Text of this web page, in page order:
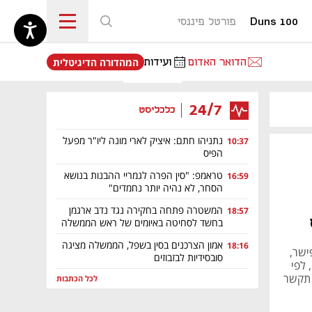
Duns 100 פורטל פיננסי
הדואר האדום ועידות
נפתח בכרטיסייה חדשה
המהדורה הדיגיטלית
24/7 כלכליסט
10:37 נתניהו חתם: איציק לארי מונה ליו"ר מפעל
הפיס
16:59 טראמפ: "סין הפרה לגמריי ההבנות בנושא
הסחר, לא נהיה יותר נחמדים"
18:57 המשטרה פתחה בחקירה נגד נדב ארגמן
בחשד לסחיטה באיומים של ראש הממשלה
18:16 אמון הצרכנים בסין בשפל, הממשלה מציגה
סובסידיות לבזבוזים
לכל הכתבות
פישר,
לפי
תקשר